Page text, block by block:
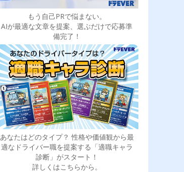
もう自己PRで悩まない。
AIが最適な文章を提案、選ぶだけで応募準
備完了！
あなたはどのタイプ？ 性格や価値観から最
適なドライバー職を提案する「適職キャラ
診断」がスタート！
詳しくはこちらから。